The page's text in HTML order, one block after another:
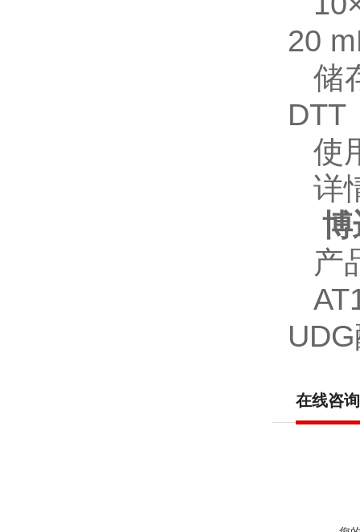
20
储
DTT
使
详
产
在线咨询